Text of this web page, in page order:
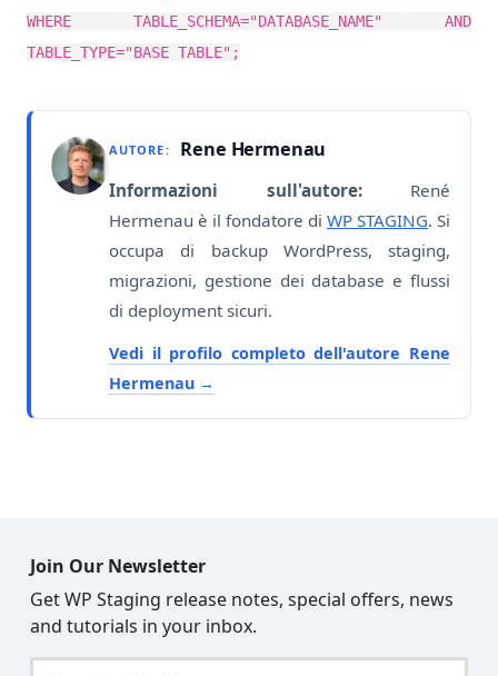
WHERE TABLE_SCHEMA="DATABASE_NAME" AND
TABLE_TYPE="BASE TABLE";
AUTORE: Rene Hermenau
Informazioni sull'autore:René
Hermenau è il fondatore di WP STAGING. Si
occupa di backup WordPress, staging,
migrazioni, gestione dei database e flussi
di deployment sicuri.
Vedi il profilo completo dell'autore Rene
Hermenau
Join Our Newsletter
Get WP Staging release notes, special offers, news
and tutorials in your inbox.